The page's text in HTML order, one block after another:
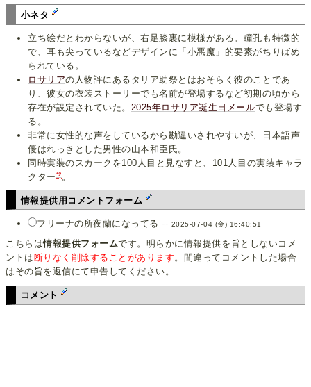
小ネタ
立ち絵だとわからないが、右足膝裏に模様がある。瞳孔も特徴的
で、耳も尖っているなどデザインに「小悪魔」的要素がちりばめ
られている。
ロサリアの人物評にあるタリア助祭とはおそらく彼のことであ
り、彼女の衣装ストーリーでも名前が登場するなど初期の頃から
存在が設定されていた。 2025年ロサリア誕生日メールでも登場す
る。
非常に女性的な声をしているから勘違いされやすいが、日本語声
優はれっきとした男性の山本和臣氏。
同時実装のスカークを100人目と見なすと、101人目の実装キャラ
クター *2。
情報提供用コメントフォーム
フリーナの所夜蘭になってる -- 2025-07-04 (金) 16:40:51
こちらは情報提供フォームです。明らかに情報提供を旨としないコメ
ントは 断りなく削除することがあります。間違ってコメントした場合
はその旨を返信にて申告してください。
コメント